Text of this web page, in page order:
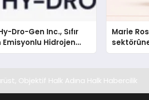
Dro-Gen Inc., Sıfır
Emisyonlu Hidrojen
ISO ve
Marie
Objektif Halk Adına Halk Habercilik